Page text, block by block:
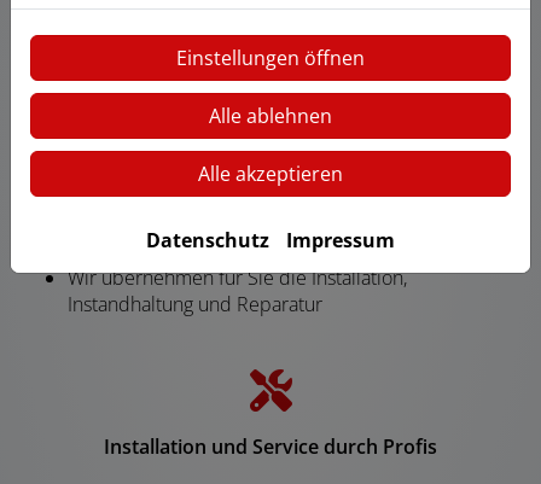
Qualität vom Fachmann
Wir verbauen ausschließlich Markenprodukte
führender Hersteller
Serviceleistungen
Wir übernehmen für Sie die Installation,
Instandhaltung und Reparatur
Installation und Service durch Profis
Einstellungen öffnen
Alle ablehnen
Alle akzeptieren
Datenschutz Impressum